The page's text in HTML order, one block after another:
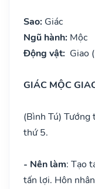
Sao: Giác
Ngũ hành: Mộc
Động vật: Giao
GIÁC MỘC
(Bình Tú) Tướng
thứ 5.
- Nên làm: Tạo
tấn lợi. Hôn